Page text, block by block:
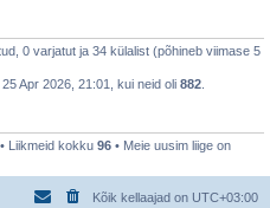
0 varjatut ja 34 külalist (põhineb viimase 5
Apr 2026, 21:01, kui neid oli 882
• Liikmeid kokku 96 • Meie uusim liige on
Kõik kellaajad on UTC+03:00